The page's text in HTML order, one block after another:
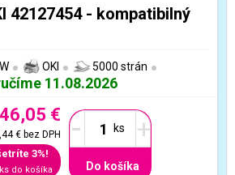
42127454 - kompatibilný
OKI 5000 strán
11.08.2026
46,05 €
€bez DPH
3%!
do košíka
- +
Do košíka